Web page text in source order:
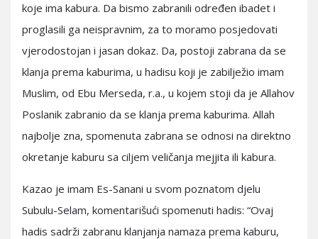
koje ima kabura. Da bismo zabranili određen ibadet i
proglasili ga neispravnim, za to moramo posjedovati
vjerodostojan i jasan dokaz. Da, postoji zabrana da se
klanja prema kaburima, u hadisu koji je zabilježio imam
Muslim, od Ebu Merseda, r.a., u kojem stoji da je Allahov
Poslanik zabranio da se klanja prema kaburima. Allah
najbolje zna, spomenuta zabrana se odnosi na direktno
okretanje kaburu sa ciljem veličanja mejjita ili kabura.
Kazao je imam Es-Sanani u svom poznatom djelu
Subulu-Selam, komentarišući spomenuti hadis: “Ovaj
hadis sadrži zabranu klanjanja namaza prema kaburu,